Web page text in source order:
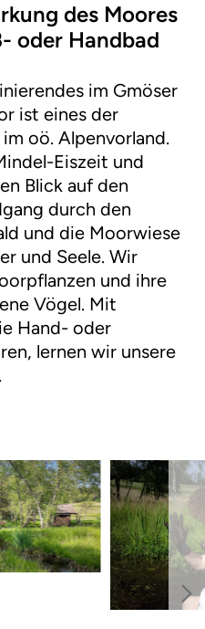
des Moores
oder Handbad
im Gmöser
ist eines der
oö. Alpenvorland.
Eiszeit und
Blick auf den
durch den
und die Moorwiese
und Seele. Wir
und ihre
Vögel. Mit
Hand- oder
lernen wir unsere